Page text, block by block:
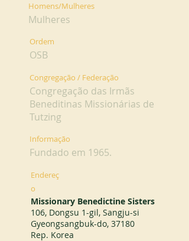
Homens/Mulheres
Mulheres
Ordem
OSB
Congregação / Federação
Congregação das Irmãs
Beneditinas Missionárias de
Tutzing
Informação
Fundado em 1965.
Endereç
o
Missionary Benedictine Sisters
106, Dongsu 1-gil, Sangju-si
Gyeongsangbuk-do, 37180
Rep. Korea